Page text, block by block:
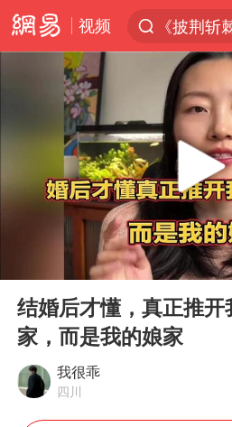
视频
《披荆斩
见到女儿
刘嘉玲晒
上海全力
Play
结婚后才懂，真正推
家，而是我的娘家
我很乖
四川